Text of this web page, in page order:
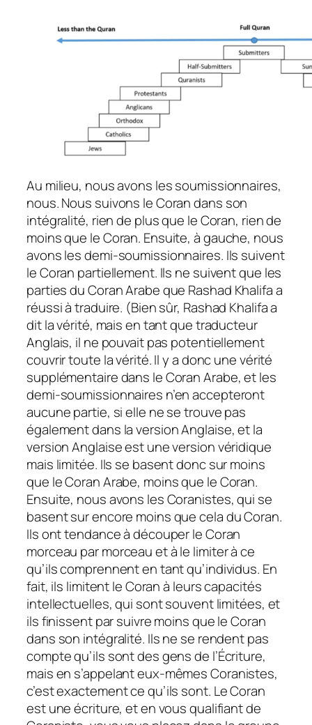
Au milieu, nous avons les soumissionnaires,
nous. Nous suivons le Coran dans son
intégralité, rien de plus que le Coran, rien de
moins que le Coran. Ensuite, à gauche, nous
avons les demi-soumissionnaires. Ils suivent
le Coran partiellement. Ils ne suivent que les
parties du Coran Arabe que Rashad Khalifa a
réussi à traduire. (Bien sûr, Rashad Khalifa a
dit la vérité, mais en tant que traducteur
Anglais, il ne pouvait pas potentiellement
couvrir toute la vérité. Il y a donc une vérité
supplémentaire dans le Coran Arabe, et les
demi-soumissionnaires n’en accepteront
aucune partie, si elle ne se trouve pas
également dans la version Anglaise, et la
version Anglaise est une version véridique
mais limitée. Ils se basent donc sur moins
que le Coran Arabe, moins que le Coran.
Ensuite, nous avons les Coranistes, qui se
basent sur encore moins que cela du Coran.
Ils ont tendance à découper le Coran
morceau par morceau et à le limiter à ce
qu’ils comprennent en tant qu’individus. En
fait, ils limitent le Coran à leurs capacités
intellectuelles, qui sont souvent limitées, et
ils finissent par suivre moins que le Coran
dans son intégralité. Ils ne se rendent pas
compte qu’ils sont des gens de l’Écriture,
mais en s’appelant eux-mêmes Coranistes,
c’est exactement ce qu’ils sont. Le Coran
est une écriture, et en vous qualifiant de